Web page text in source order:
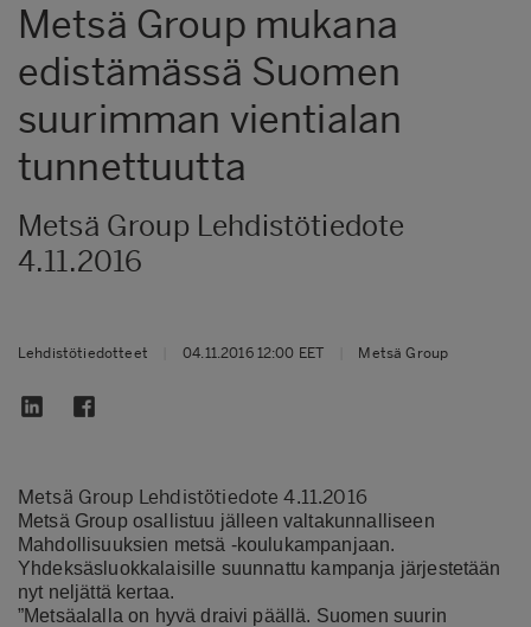
Metsä Group mukana
edistämässä Suomen
suurimman vientialan
tunnettuutta
Metsä Group Lehdistötiedote
4.11.2016
Lehdistötiedotteet 04.11.2016 12:00 EET Metsä Group
Metsä Group Lehdistötiedote 4.11.2016
Metsä Group osallistuu jälleen valtakunnalliseen
Mahdollisuuksien metsä -koulukampanjaan.
Yhdeksäsluokkalaisille suunnattu kampanja järjestetään
nyt neljättä kertaa.
”Metsäalalla on hyvä draivi päällä. Suomen suurin